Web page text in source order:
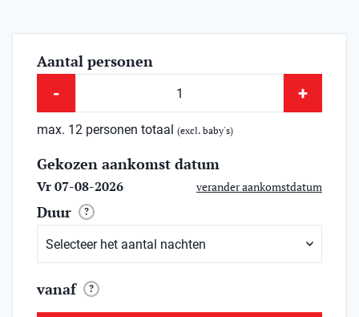
Aantal personen
- +
max. 12 personen totaal (excl. baby's)
Gekozen aankomst datum
Vr 07-08-2026 verander aankomstdatum
Duur ?
vanaf ?